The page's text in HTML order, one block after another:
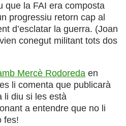
que la FAI era composta
progressiu retorn cap al
d’esclatar la guerra. (Joan
conegut militant tots dos
Mercè Rodoreda en
li comenta que publicarà
li diu si les està
a entendre que no li
fes!